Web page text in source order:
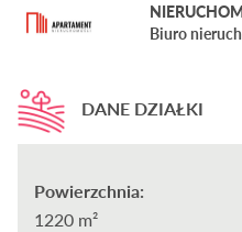
Biuro
DANE DZIAŁKI
Powierzchnia:
1220 m²